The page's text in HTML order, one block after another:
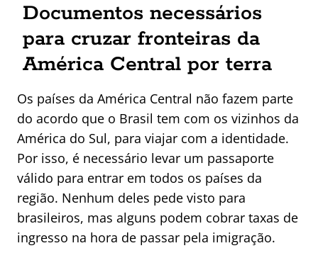
Documentos necessários
para cruzar fronteiras da
América Central por terra
Os países da América Central não fazem parte
do acordo que o Brasil tem com os vizinhos da
América do Sul, para viajar com a identidade.
Por isso, é necessário levar um passaporte
válido para entrar em todos os países da
região. Nenhum deles pede visto para
brasileiros, mas alguns podem cobrar taxas de
ingresso na hora de passar pela imigração.